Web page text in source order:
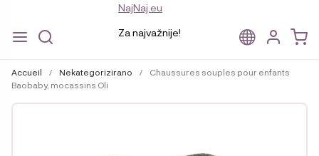
à
la
au
contenu
NajNaj.eu
Za najvažnije!
Accueil / Nekategorizirano /
Chaussures souples pour enfants
Baobaby, mocassins Oli